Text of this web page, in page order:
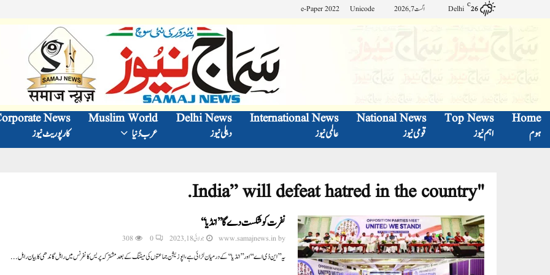
26
C
Delhi اگست 7, 2026 Unicode
e-Paper 2022
Home
ہوم
Top News
اہم نیوز
National News
قومی نیوز
International News
عالمی نیوز
Delhi News
دہلی نیوز
Muslim World
عرب دُنیا
News
کارپوریٹ نیوز
"India” will defeat hatred in the country.
نفرت کو شکست دے گا ’’انڈیا‘‘
by
www.samajnews.in جولائی 18, 2023 0
308
یہ ’’این ڈی اے‘‘ اور ’’انڈیا‘‘ کے درمیان لڑائی ہے، اپوزیشن جماعتوں کی میٹنگ کے بعد مشترکہ پریس کانفرنس میں راہل گاندھی کا بیان راہل...